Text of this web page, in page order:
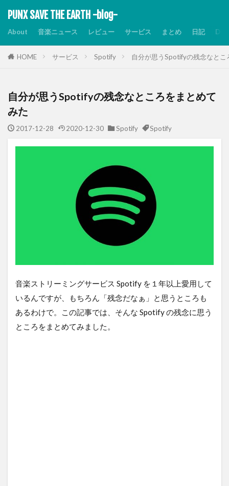
PUNX SAVE THE EARTH -blog-
About 音楽ニュース レビュー サービス まとめ 日記
HOME サービス Spotify 自分が思うSpotifyの残念なとこ
自分が思うSpotifyの残念なところをまとめて
みた
2017-12-28 2020-12-30 Spotify Spotify
音楽ストリーミングサービス Spotify を１年以上愛用して
いるんですが、もちろん「残念だなぁ」と思うところも
あるわけで。この記事では、そんな Spotify の残念に思う
ところをまとめてみました。